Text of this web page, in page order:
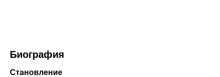
Биография
Становление